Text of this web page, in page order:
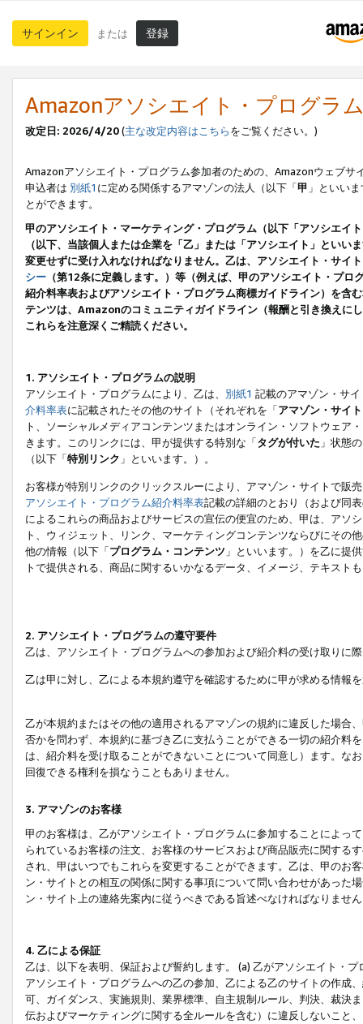
サインイン または 登録
Amazonアソシエイト・プログラ
改定日: 2026/4/20(主な改定内容はこちらをご覧ください。)
Amazonアソシエイト・プログラム参加者のための、Amazonウェブサ
申込者は 別紙1 に定める関係するアマゾンの法人（以下「甲 」といい
とができます。
甲のアソシエイト・マーケティング・プログラム（以下「アソシエイ
（以下、当該個人または企業を「乙」または「アソシエイト」とい
変更せずに受け入れなければなりません。乙は、アソシエイト・サイ
シー （第12条に定義します。）等（例えば、甲のアソシエイト・プ
紹介料率表およびアソシエイト・プログラム商標ガイドライン）を
テンツは、Amazonのコミュニティガイドライン（報酬と引き換えに
これらを注意深くご精読ください。
1. アソシエイト・プログラムの説明
アソシエイト・プログラムにより、乙は、 別紙1 記載のアマゾン・サ
介料率表に記載されたその他のサイト（それぞれを「アマゾン・サイト
ト、ソーシャルメディアコンテンツまたはオンライン・ソフトウェア
きます。このリンクには、甲が提供する特別な「タグが付いた 」状態
（以下「特別リンク 」といいます。）。
お客様が特別リンクのクリックスルーにより、アマゾン・サイトで販
アソシエイト・プログラム紹介料率表記載の詳細のとおり（および同
によるこれらの商品およびサービスの宣伝の便宜のため、甲は、アソ
ト、ウィジェット、リンク、マーケティングコンテンツならびにその
他の情報（以下「プログラム・コンテンツ 」といいます。）を乙に提
トで提供される、商品に関するいかなるデータ、イメージ、テキス
2. アソシエイト・プログラムの遵守要件
乙は、アソシエイト・プログラムへの参加および紹介料の受け取りに
乙は甲に対し、乙による本規約遵守を確認するために甲が求める情報
乙が本規約またはその他の適用されるアマゾンの規約に違反した場合
否かを問わず、本規約に基づき乙に支払うことができる一切の紹介料
は、紹介料を受け取ることができないことについて同意し）ます。な
回復できる権利を損なうこともありません。
3. アマゾンのお客様
甲のお客様は、乙がアソシエイト・プログラムに参加することによっ
られているお客様の注文、お客様のサービスおよび商品販売に関する
され、甲はいつでもこれらを変更することができます。乙は、甲のお
ン・サイトとの相互の関係に関する事項について問い合わせがあった
ン・サイト上の連絡先案内に従うべきである旨述べなければなりませ
4. 乙による保証
乙は、以下を表明、保証および誓約します。 (a) 乙がアソシエイト・
アソシエイト・プログラムへの乙の参加、乙による乙のサイトの作成
可、ガイダンス、実施規則、業界標準、自主規制ルール、判決、裁決
伝およびマーケティングに関する全ルールを含む）に違反しないこと